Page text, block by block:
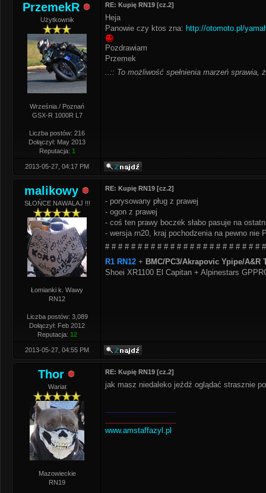
PrzemekR
Użytkownik
Września / Poznań
GSX-R 1000R L7
Liczba postów: 216
Dołączył: May 2013
Reputacja: 1
RE: Kupię RN19 [cz.2]
Heja
Panowie czy ktos zna: http://otomoto.pl/
Pozdrawiam
Przemek
..:: To możliwość spełnienia marzeń
2013-05-27, 04:17 PM
malikowy
SŁOŃCE NAWALAJ !!!
Łomianki k. Wawy
RN12
Liczba postów: 3,089
Dołączył: Feb 2012
Reputacja: 12
RE: Kupię RN19 [cz.2]
- porysowany pług z prawej
- ogon z prawej
- coś ten prawy boczek słabo pasuje na
- wersja rn20, kraj pochodzenia na pewno nie
# # # # # # # # # # # # # # # # # # # # # # # #
R1 RN12 + BMC/PC3/Akrapovic Ypipe/A&R
Shoei XR1100 El Capitan + Alpinestars
2013-05-27, 04:55 PM
Thor
Wariat
Mazowieckie
RN19
RE: Kupię RN19 [cz.2]
jak masz niedaleko jeźdź oglądać strasznie
www.amstaffazyl.pl